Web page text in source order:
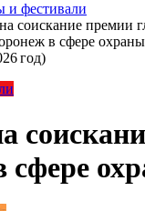
и фестивали
соискание премии
в сфере
год)
сфере